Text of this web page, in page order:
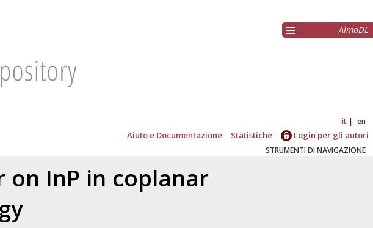
AlmaDL
it en
Aiuto e Documentazione Statistiche Login per gli autori
STRUMENTI DI NAVIGAZIONE
on InP in coplanar